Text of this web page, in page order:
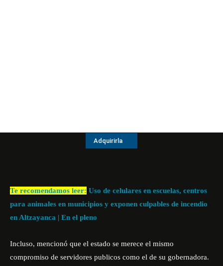
Adquirirla
Te recomendamos leer: Uso de celulares en escuelas, centros
para animales en municipios y exponen culpables de incendio
en Altzayanca | En el pleno
Incluso, mencionó que el estado se merece el mismo
compromiso de servidores publicos como el de su gobernadora.